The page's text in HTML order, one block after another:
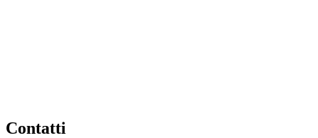
Contatti